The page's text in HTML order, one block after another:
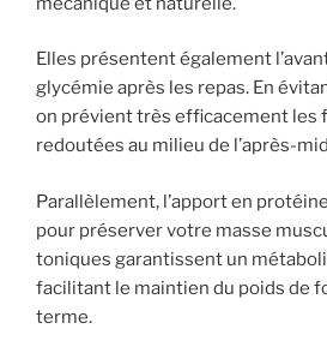
Elles présentent également
glycémie après les repas. En
on prévient très efficacement les
redoutées au milieu de l’après-
Parallèlement, l’apport en
pour préserver votre masse
toniques garantissent un
facilitant le maintien du poids de
terme.